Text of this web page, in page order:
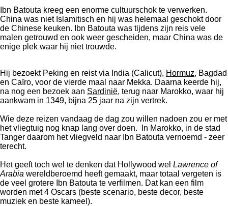
Ibn Batouta kreeg een enorme cultuurschok te verwerken.
China was niet Islamitisch en hij was helemaal geschokt door
de Chinese keuken. Ibn Batouta was tijdens zijn reis vele
malen getrouwd en ook weer gescheiden, maar China was de
enige plek waar hij niet trouwde.
Hij bezoekt Peking en reist via India (Calicut), Hormuz, Bagdad
en Caïro, voor de vierde maal naar Mekka. Daarna keerde hij,
na nog een bezoek aan Sardinië, terug naar Marokko, waar hij
aankwam in 1349, bijna 25 jaar na zijn vertrek.
Wie deze reizen vandaag de dag zou willen nadoen zou er met
het vliegtuig nog knap lang over doen.
In Marokko, in de stad
Tanger daarom het vliegveld naar Ibn Batouta vernoemd - zeer
terecht.
Het geeft toch wel te denken dat Hollywood wel Lawrence of
Arabia wereldberoemd heeft gemaakt, maar totaal vergeten is
de veel grotere Ibn Batouta te verfilmen. Dat kan een film
worden met 4 Oscars (beste scenario, beste decor, beste
muziek en beste kameel).